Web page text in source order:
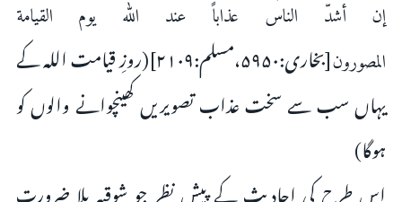
إن أشدّ الناس عذاباً عند الله يوم القيامة
المصورون
[بخاری:۵۹۵۰،مسلم:۲۱۰۹](روزِ قیامت اللہ کے
یہاں سب سے سخت عذاب تصویریں کھینچوانے والوں کو
ہوگا)
اس طرح کی احادیث کے پیش نظر جو شوقیہ بلا ضرورت